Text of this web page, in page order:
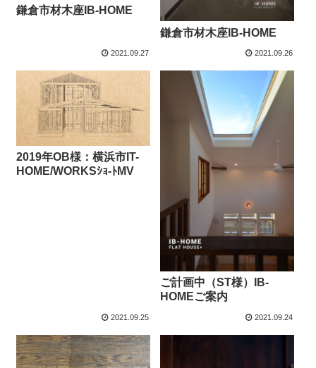
鎌倉市材木座IB-HOME
2021.09.27
鎌倉市材木座IB-HOME
2021.09.26
2019年OB様：横浜市IT-
HOME/WORKSｼｮ-ﾄMV
2021.09.25
ご計画中（ST様）IB-
HOMEご案内
2021.09.24